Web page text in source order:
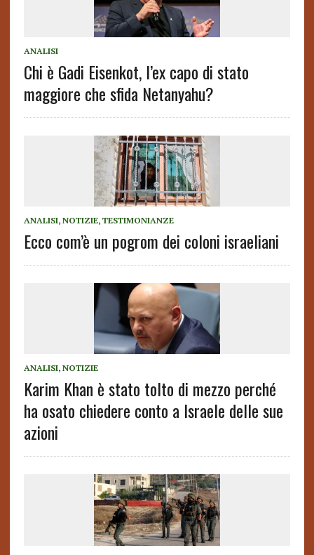
ANALISI
Chi è Gadi Eisenkot, l’ex capo di stato
maggiore che sfida Netanyahu?
ANALISI, NOTIZIE, TESTIMONIANZE
Ecco com’è un pogrom dei coloni israeliani
ANALISI, NOTIZIE
Karim Khan è stato tolto di mezzo perché
ha osato chiedere conto a Israele delle sue
azioni